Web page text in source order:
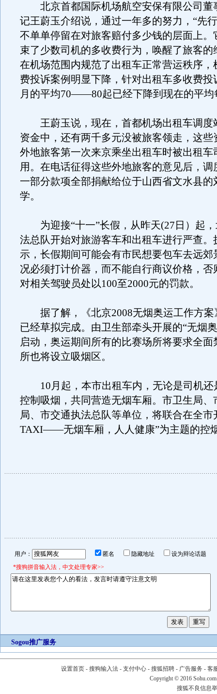
北京首都国际机场航空安保有限公司董
记王蔚玉介绍说，通过一年多的努力，“先
不单单停留在对旅客赔付多少钱的层面上。
束了少数司机的多收费行为，唤醒了旅客的
在机场范围内规范了出租车正常营运秩序，
费投诉案例明显下降，针对出租车多收费投
月的平均70——80起已经下降到现在的平均
王蔚玉说，现在，首都机场出租车调度
资金中，还有两千多元没被旅客领走，这些
外地旅客第一次来京乘坐出租车时被出租车
用。在电话征得这些外地旅客的意见后，调
一部分款项全部捐献给位于山西省文水县的
学。
为迎接“十一”长假，从昨天(27日）起，
法总队开始对旅游客车和出租车进行严查。
示，长假期间可能会有市民想要包车去远郊
况必须打计价器，而不能自行商议价格，否
对相关驾驶员处以100至2000元的罚款。
据了解，《北京2008无烟奥运工作方案
已经草拟完成。由卫生部牵头开展的“无烟
启动，奥运期间所有的比赛场所将要求全面
所也将设立吸烟区。
10月起，本市出租车内，无论是司机还
控制吸烟，共同营造无烟车厢。市卫生局、
局、市交通执法总队等单位，将联合在全市
TAXI——无烟车厢，人人健康”为主题的控
用户： 匿名 隐藏地址
设为辩论话题
*搜狗拼音输入法，中文处理专家>>
Sogou推广服务
设置首页- 搜狗输入法- 支付中心- 搜狐招聘- 广告服务 - 客
Copyright © 2016
搜狐不良信息